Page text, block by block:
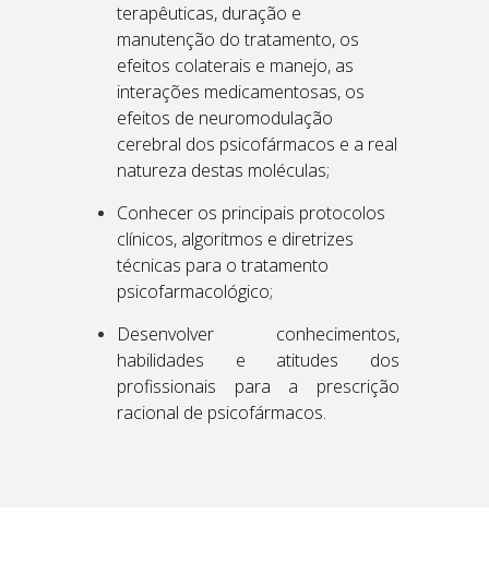
terapêuticas, duração e
manutenção do tratamento, os
efeitos colaterais e manejo, as
interações medicamentosas, os
efeitos de neuromodulação
cerebral dos psicofármacos e a real
natureza destas moléculas;
Conhecer os principais protocolos
clínicos, algoritmos e diretrizes
técnicas para o tratamento
psicofarmacológico;
Desenvolver conhecimentos,
habilidades e atitudes dos
profissionais para a prescrição
racional de psicofármacos.